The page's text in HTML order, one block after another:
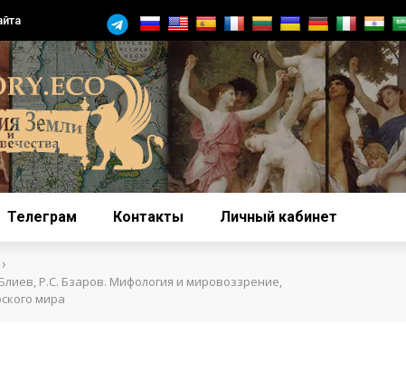
Телеграм Контакты Личный кабинет
›
Р.С. Бзаров. Мифология и мировоззрение,
мира